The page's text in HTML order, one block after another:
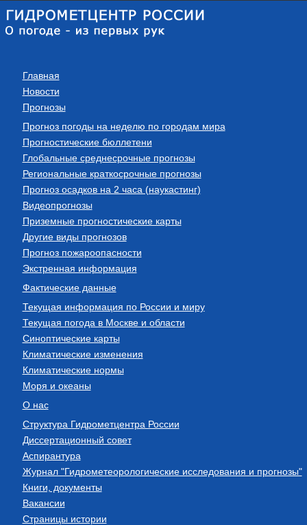
Главная
Новости
Прогнозы
Прогноз погоды на неделю по городам мира
Прогностические бюллетени
Глобальные среднесрочные прогнозы
Региональные краткосрочные прогнозы
Прогноз осадков на 2 часа (наукастинг)
Видеопрогнозы
Приземные прогностические карты
Другие виды прогнозов
Прогноз пожароопасности
Экстренная информация
Фактические данные
Текущая информация по России и миру
Текущая погода в Москве и области
Синоптические карты
Климатические изменения
Климатические нормы
Моря и океаны
О нас
Структура Гидрометцентра России
Диссертационный совет
Аспирантура
Журнал "Гидрометеорологические исследования и прогнозы"
Книги, документы
Вакансии
Страницы истории